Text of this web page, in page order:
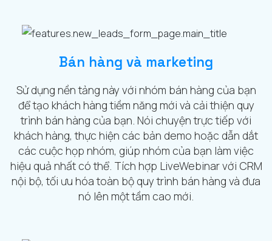
Bán hàng và marketing
Sử dụng nền tảng này với nhóm bán hàng của bạn
để tạo khách hàng tiềm năng mới và cải thiện quy
trình bán hàng của bạn. Nói chuyện trực tiếp với
khách hàng, thực hiện các bản demo hoặc dẫn dắt
các cuộc họp nhóm, giúp nhóm của bạn làm việc
hiệu quả nhất có thể. Tích hợp LiveWebinar với CRM
nội bộ, tối ưu hóa toàn bộ quy trình bán hàng và đưa
nó lên một tầm cao mới.